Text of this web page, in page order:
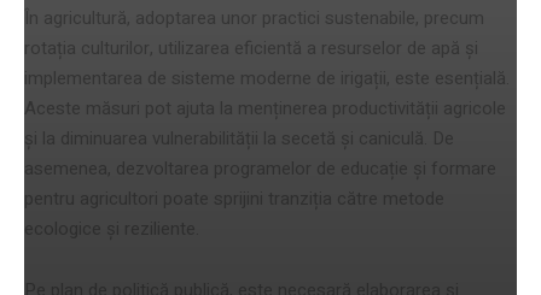
În agricultură, adoptarea unor practici sustenabile, precum
rotația culturilor, utilizarea eficientă a resurselor de apă și
implementarea de sisteme moderne de irigații, este esențială.
Aceste măsuri pot ajuta la menținerea productivității agricole
și la diminuarea vulnerabilității la secetă și caniculă. De